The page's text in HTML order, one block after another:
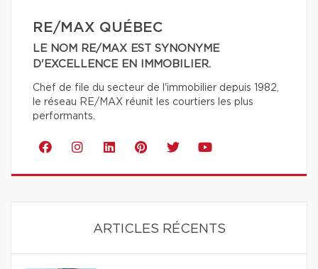
RE/MAX QUÉBEC
LE NOM RE/MAX EST SYNONYME
D'EXCELLENCE EN IMMOBILIER.
Chef de file du secteur de l'immobilier depuis 1982,
le réseau RE/MAX réunit les courtiers les plus
performants.
ARTICLES RÉCENTS